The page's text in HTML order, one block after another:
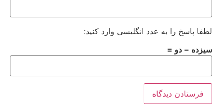
لطفا پاسخ را به عدد انگلیسی وارد کنید:
سیزده − دو =